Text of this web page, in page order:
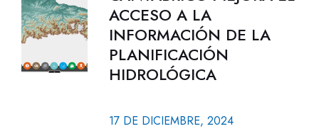
ACCESO A LA
INFORMACIÓN DE LA
PLANIFICACIÓN
HIDROLÓGICA
17 DE DICIEMBRE, 2024